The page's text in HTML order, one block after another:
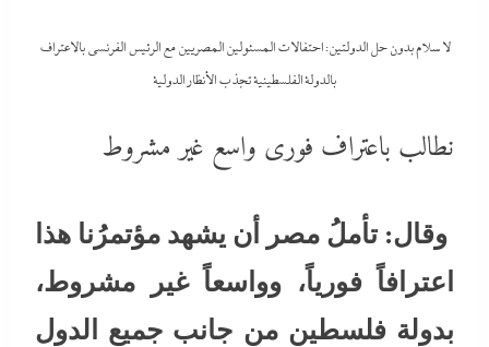
لا سلام بدون حل الدولتين: احتفالات المسئولين المصريين مع الرئيس الفرنسي بالاعتراف
بالدولة الفلسطينية تجذب الأنظار الدولية
نطالب باعتراف فورى واسع غير مشروط
وقال: تأملُ مصر أن يشهد مؤتمرُنا هذا
اعترافاً فورياً، وواسعاً غير مشروط،
بدولة فلسطين من جانب جميع الدول